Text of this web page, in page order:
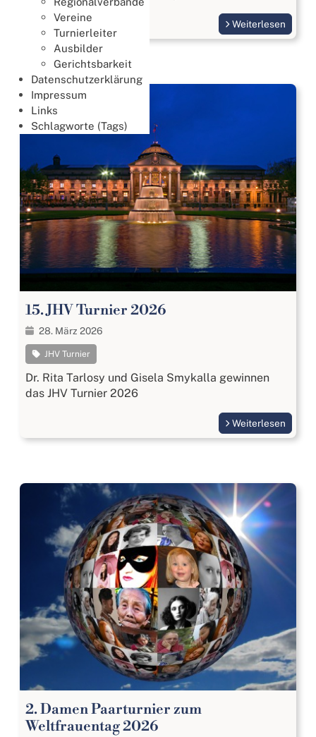
Vereine
Turnierleiter
Ausbilder
Gerichtsbarkeit
Datenschutzerklärung
Impressum
Links
Schlagworte (Tags)
Weiterlesen
15. JHV Turnier 2026
28. März 2026
JHV Turnier
Dr. Rita Tarlosy und Gisela Smykalla gewinnen
das JHV Turnier 2026
Weiterlesen
2. Damen Paarturnier zum
Weltfrauentag 2026